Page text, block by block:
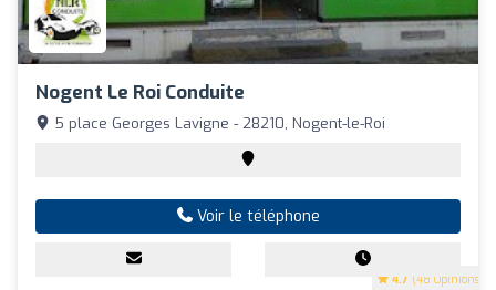
Nogent Le Roi Conduite
4.7 (48 Opinions)
5 place Georges Lavigne - 28210, Nogent-le-Roi
Voir le téléphone